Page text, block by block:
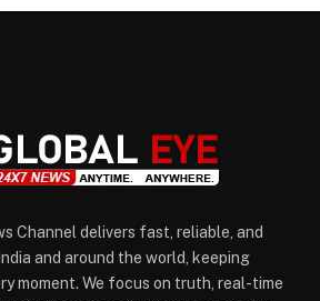
Channel delivers fast, reliable, and
and around the world, keeping
moment. We focus on truth, real-time